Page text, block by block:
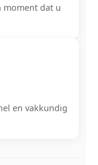
moment dat u
en vakkundig